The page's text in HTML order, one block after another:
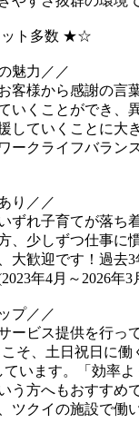
ト多数 ★☆
魅力／／
客様から感謝の言
いくことができ、
していくことに大
ークライフバラン
り／／
ずれ子育てが落ち
、少しずつ仕事に
大歓迎です！過去
年4月～2026年3
プ／／
ービス提供を行っ
そ、土日祝日に働
ています。「効率
う方へもおすすめ
ツクイの施設で働